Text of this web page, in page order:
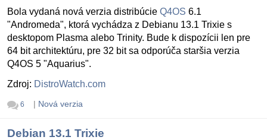
Bola vydaná nová verzia distribúcie Q4OS 6.1
"Andromeda", ktorá vychádza z Debianu 13.1 Trixie s
desktopom Plasma alebo Trinity. Bude k dispozícii len pre
64 bit architektúru, pre 32 bit sa odporúča staršia verzia
Q4OS 5 "Aquarius".
Zdroj: DistroWatch.com
6 | Nová verzia
Debian 13.1 Trixie